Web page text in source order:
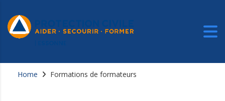
Home Formations de formateurs